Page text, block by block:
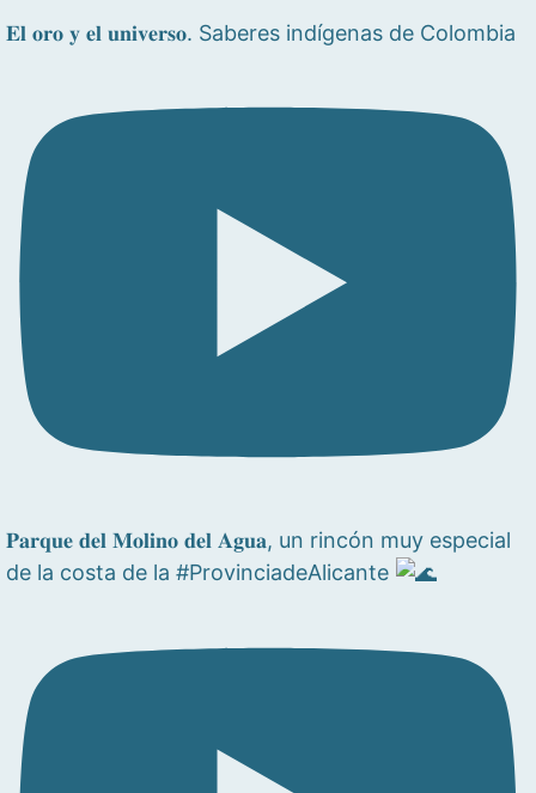
𝐄𝐥 𝐨𝐫𝐨 𝐲 𝐞𝐥 𝐮𝐧𝐢𝐯𝐞𝐫𝐬𝐨. Saberes indígenas de Colombia
𝐏𝐚𝐫𝐪𝐮𝐞 𝐝𝐞𝐥 𝐌𝐨𝐥𝐢𝐧𝐨 𝐝𝐞𝐥 𝐀𝐠𝐮𝐚, un rincón muy especial
de la costa de la #ProvinciadeAlicante